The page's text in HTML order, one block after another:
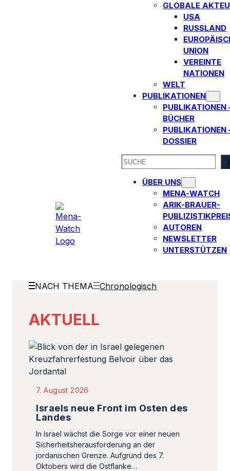
GLOBALE
USA
RUSSLAND
UNION
VEREINTE
NATIONEN
WELT
PUBLIKATIONEN
PUBLIKATIONEN
BÜCHER
PUBLIKATIONEN
DOSSIER
SEARCH
ÜBER UNS
MENA-WATCH
ARIK-BRAUER-
AUTOREN​
NEWSLETTER
UNTERSTÜTZEN
NACH THEMA Chronologisch
AKTUELL
7. August 2026
Israels neue Front im Osten des
Landes
In Israel wächst die Sorge vor einer neuen
Sicherheitsherausforderung an der
jordanischen Grenze. Aufgrund des 7.
Oktobers wird die Ostflanke…